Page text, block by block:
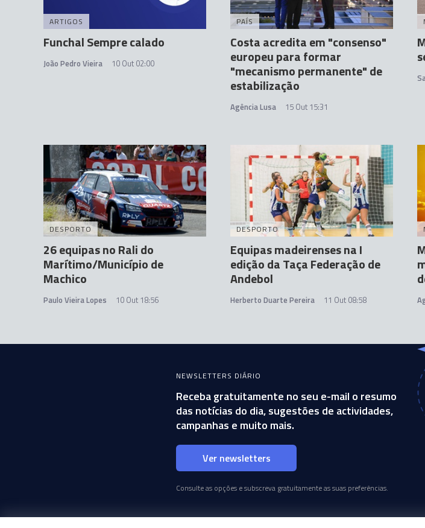
ARTIGOS
Funchal Sempre calado
João Pedro Vieira 10 Out 02:00
PAÍS
Costa acredita em "consenso"
europeu para formar
"mecanismo permanente" de
estabilização
Agência Lusa 15 Out 15:31
DESPORTO
26 equipas no Rali do
Marítimo/Município de
Machico
Paulo Vieira Lopes 10 Out 18:56
DESPORTO
Equipas madeirenses na I
edição da Taça Federação de
Andebol
Herberto Duarte Pereira 11 Out 08:58
NEWSLETTERS DIÁRIO
Receba gratuitamente no seu e-mail o resumo
das notícias do dia, sugestões de actividades,
campanhas e muito mais.
Ver newsletters
Consulte as opções e subscreva gratuitamente as suas preferências.